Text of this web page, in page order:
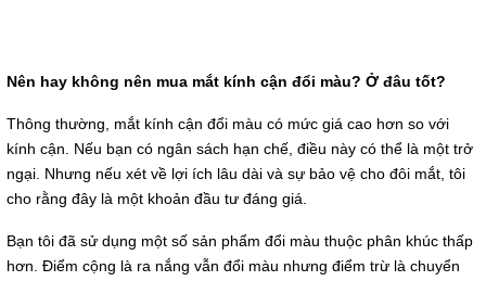
Nên hay không nên mua mắt kính cận đổi màu? Ở đâu tốt?
Thông thường, mắt kính cận đổi màu có mức giá cao hơn so với
kính cận. Nếu bạn có ngân sách hạn chế, điều này có thể là một trở
ngại. Nhưng nếu xét về lợi ích lâu dài và sự bảo vệ cho đôi mắt, tôi
cho rằng đây là một khoản đầu tư đáng giá.
Bạn tôi đã sử dụng một số sản phẩm đổi màu thuộc phân khúc thấp
hơn. Điểm cộng là ra nắng vẫn đổi màu nhưng điểm trừ là chuyển